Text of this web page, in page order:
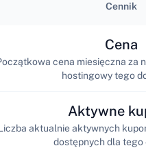
Cennik
Cena
cena miesięczna za
hostingowy tego
Aktywne
aktualnie aktywnych
dostępnych dla tego